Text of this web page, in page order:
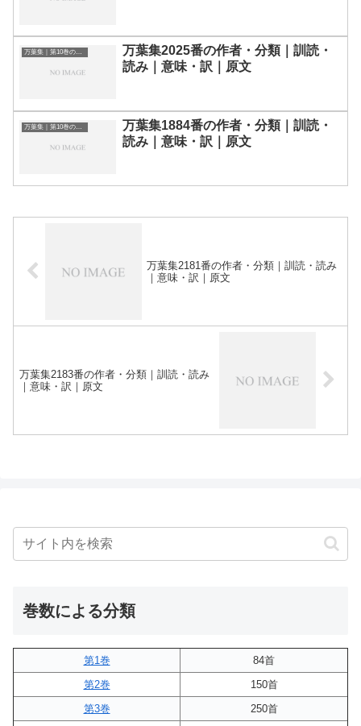
万葉集｜第10巻の和歌一覧
万葉集2025番の作者・分類｜訓読・
読み｜意味・訳｜原文
万葉集｜第10巻の和歌一覧
万葉集1884番の作者・分類｜訓読・
読み｜意味・訳｜原文
万葉集2181番の作者・分類｜訓読・読み
｜意味・訳｜原文
万葉集2183番の作者・分類｜訓読・読み
｜意味・訳｜原文
巻数による分類
第1巻
84首
第2巻
150首
第3巻
250首